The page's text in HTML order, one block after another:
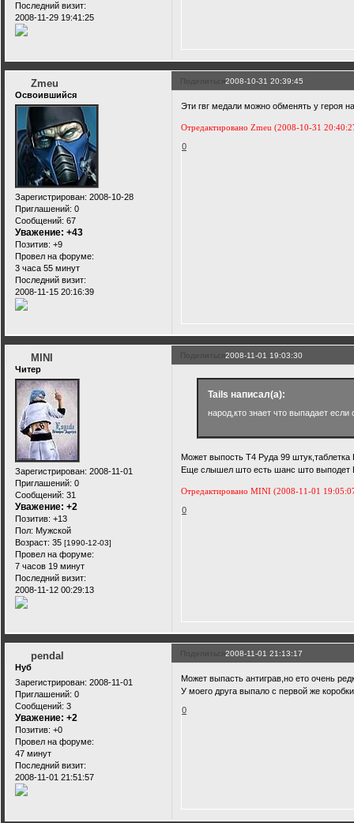
Последний визит:
2008-11-29 19:41:25
Поделиться2008-10-31 20:39:45
Zmeu
Освоившийся
Зарегистрирован: 2008-10-28
Приглашений: 0
Сообщений: 67
Уважение: +43
Позитив: +9
Провел на форуме:
3 часа 55 минут
Последний визит:
2008-11-15 20:16:39
Эти гвг медали можно обменять у героя
Отредактировано Zmeu (2008-10-31
0
Поделиться2008-11-01 19:03:30
MINI
Читер
Зарегистрирован: 2008-11-01
Приглашений: 0
Сообщений: 31
Уважение: +2
Позитив: +13
Пол: Мужской
Возраст: 35 [1990-12-03]
Провел на форуме:
7 часов 19 минут
Последний визит:
2008-11-12 00:29:13
Tails написал(а):
народ,кто знает что выпадает
Может выпость Т4 Руда 99 штук,таблетка
Еще слышел што есть шанс што выподет
Отредактировано MINI (2008-11-01
0
Поделиться2008-11-01 21:13:17
pendal
Нуб
Зарегистрирован: 2008-11-01
Приглашений: 0
Сообщений: 3
Уважение: +2
Позитив: +0
Провел на форуме:
47 минут
Последний визит:
2008-11-01 21:51:57
Может выпасть антиграв,но ето очень
У моего друга выпало с первой же
0